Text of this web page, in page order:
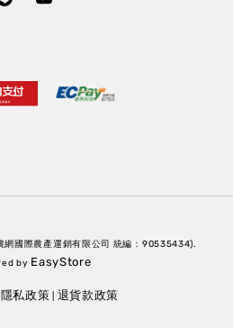
國際農產運銷有限公司 統編：90535434).
by EasyStore
隱私政策 退貨款政策